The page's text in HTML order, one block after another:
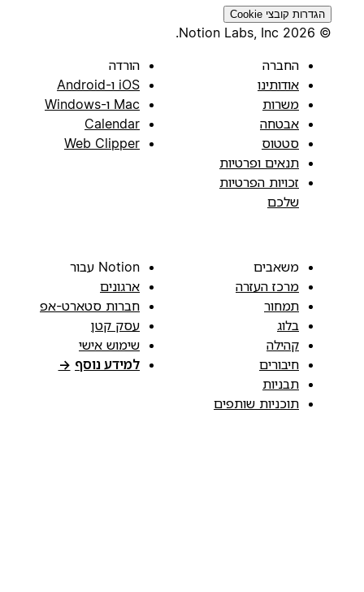
הגדרות קובצי Cookie
החברה
אודותינו
משרות
אבטחה
סטטוס
תנאים ופרטיות
זכויות הפרטיות
שלכם
הורדה
iOS ו-Android
Mac ו-Windows
Calendar
Web Clipper
משאבים
מרכז העזרה
תמחור
בלוג
קהילה
חיבורים
תבניות
תוכניות שותפים
Notion עבור
ארגונים
חברות סטארט-אפ
עסק קטן
שימוש אישי
למידע נוסף →